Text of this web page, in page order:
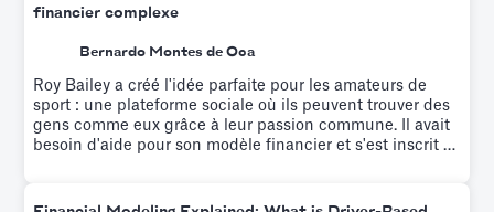
financier complexe
Bernardo Montes de Oca
Roy Bailey a créé l'idée parfaite pour les amateurs de
sport : une plateforme sociale où ils peuvent trouver des
gens comme eux grâce à leur passion commune. Il avait
besoin d'aide pour son modèle financier et s'est inscrit à
financière basée sur les moteurs pendant qu'une équipe